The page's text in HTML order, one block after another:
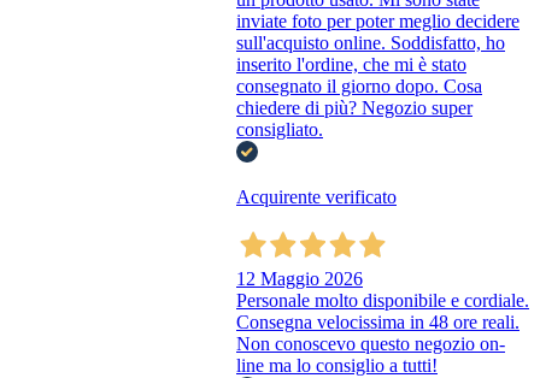
inviate foto per poter meglio decidere
sull'acquisto online. Soddisfatto, ho
inserito l'ordine, che mi è stato
consegnato il giorno dopo. Cosa
chiedere di più? Negozio super
consigliato.
Acquirente verificato
12 Maggio 2026
Personale molto disponibile e cordiale.
Consegna velocissima in 48 ore reali.
Non conoscevo questo negozio on-
line ma lo consiglio a tutti!